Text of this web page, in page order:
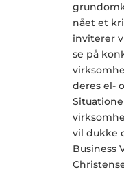
nået et
inviterer
se på
deres el-
vil dukke
Business